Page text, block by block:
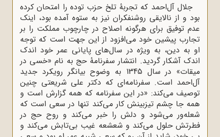
جلال آل‌احمد که تجربۀ تلخ حزب توده را امتحان کرده
بود و از نالایقی روشنفکران نیز به ستوه آمده بود، اینک
عدم توفیق برای هرگونه اصلاح در چارچوب مملکت را بر
تجارب پیشین خود می‌افزود از این جهت است که توجه
او به دین، به ویژه در سال‌های پایانی عمر خود اندک
اندک آشکار گردید. انتشار سفرنامۀ حج به نام «خسی در
میقات» در سال 1345 به وضوح بیانگر رویکرد جدید
آل‌احمد است. سفرنامه‌ای که دکتر علی شریعتی چنین
توصیف می‌کند: «در این سفرنامه که همه گزارش است و
همه جا چشم تیزبینش کار می‌کند تنها در سعی است که
شعله‌ور می‌شود و دلش را خبر می‌کند و روح حج در
فطرتش حلول می‌کند و شعشعه غیب بی‌تابش می‌کند و